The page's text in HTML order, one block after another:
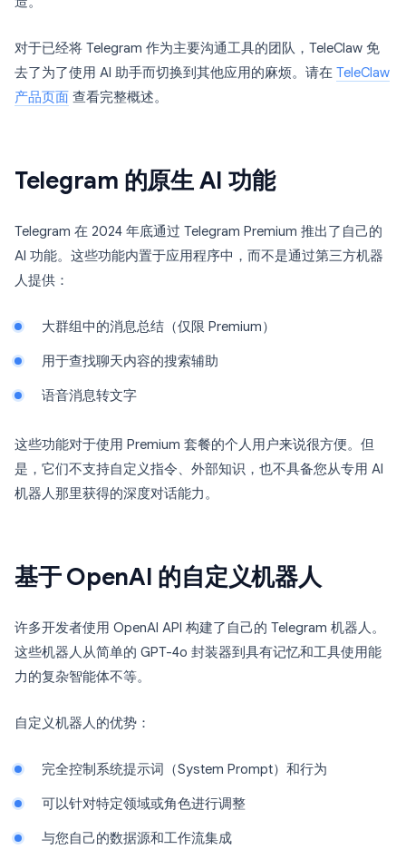
对于已经将 Telegram 作为主要沟通工具的团队，TeleClaw 免
去了为了使用 AI 助手而切换到其他应用的麻烦。请在 TeleClaw
产品页面 查看完整概述。
Telegram 的原生 AI 功能
Telegram 在 2024 年底通过 Telegram Premium 推出了自己的
AI 功能。这些功能内置于应用程序中，而不是通过第三方机器
人提供：
大群组中的消息总结（仅限 Premium）
用于查找聊天内容的搜索辅助
语音消息转文字
这些功能对于使用 Premium 套餐的个人用户来说很方便。但
是，它们不支持自定义指令、外部知识，也不具备您从专用 AI
机器人那里获得的深度对话能力。
基于 OpenAI 的自定义机器人
许多开发者使用 OpenAI API 构建了自己的 Telegram 机器人。
这些机器人从简单的 GPT-4o 封装器到具有记忆和工具使用能
力的复杂智能体不等。
自定义机器人的优势：
完全控制系统提示词（System Prompt）和行为
可以针对特定领域或角色进行调整
与您自己的数据源和工作流集成